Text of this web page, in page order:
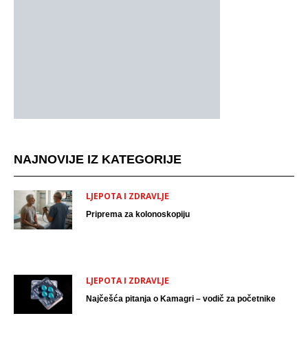
NAJNOVIJE IZ KATEGORIJE
LJEPOTA I ZDRAVLJE
Priprema za kolonoskopiju
LJEPOTA I ZDRAVLJE
Najčešća pitanja o Kamagri – vodič za početnike